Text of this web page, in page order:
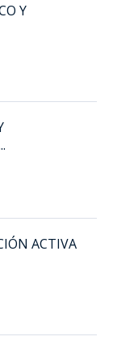
Y
ACTIVA